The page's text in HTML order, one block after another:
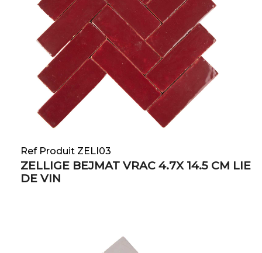
Ref Produit ZELI03
ZELLIGE BEJMAT VRAC 4.7X 14.5 CM LIE
DE VIN